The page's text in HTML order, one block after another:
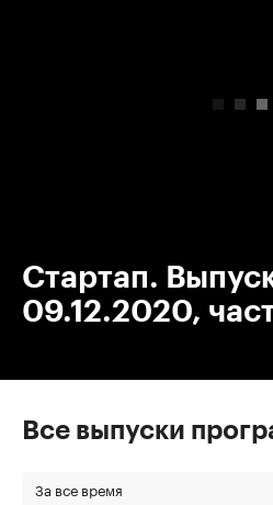
Стартап.
09.12.2020,
Все выпуски
За все время